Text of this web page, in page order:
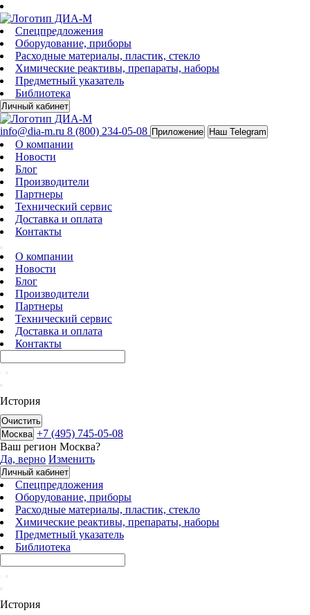
Спецпредложения
Оборудование, приборы
Расходные материалы, пластик, стекло
Химические реактивы, препараты, наборы
Предметный указатель
Библиотека
Личный кабинет
info@dia-m.ru 8 (800) 234-05-08 Приложение Наш Telegram
О компании
Новости
Блог
Производители
Партнеры
Технический сервис
Доставка и оплата
Контакты
О компании
Новости
Блог
Производители
Партнеры
Технический сервис
Доставка и оплата
Контакты
История
Очистить
Москва +7 (495) 745-05-08
Ваш регион Москва?
Да, верно Изменить
Личный кабинет
Спецпредложения
Оборудование, приборы
Расходные материалы, пластик, стекло
Химические реактивы, препараты, наборы
Предметный указатель
Библиотека
История